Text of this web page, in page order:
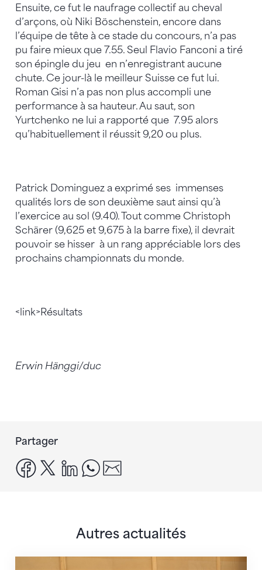
Ensuite, ce fut le naufrage collectif au cheval
d’arçons, où Niki Böschenstein, encore dans
l’équipe de tête à ce stade du concours, n’a pas
pu faire mieux que 7.55. Seul Flavio Fanconi a tiré
son épingle du jeu en n’enregistrant aucune
chute. Ce jour-là le meilleur Suisse ce fut lui.
Roman Gisi n’a pas non plus accompli une
performance à sa hauteur. Au saut, son
Yurtchenko ne lui a rapporté que 7.95 alors
qu’habituellement il réussit 9,20 ou plus.
Patrick Dominguez a exprimé ses immenses
qualités lors de son deuxième saut ainsi qu’à
l’exercice au sol (9.40). Tout comme Christoph
Schärer (9,625 et 9,675 à la barre fixe), il devrait
pouvoir se hisser à un rang appréciable lors des
prochains championnats du monde.
<link>Résultats
Erwin Hänggi/duc
Partager
facebook
x linkedinwhatsapp
Autres actualités
En route pour Zagreb avec des objectifs clairs